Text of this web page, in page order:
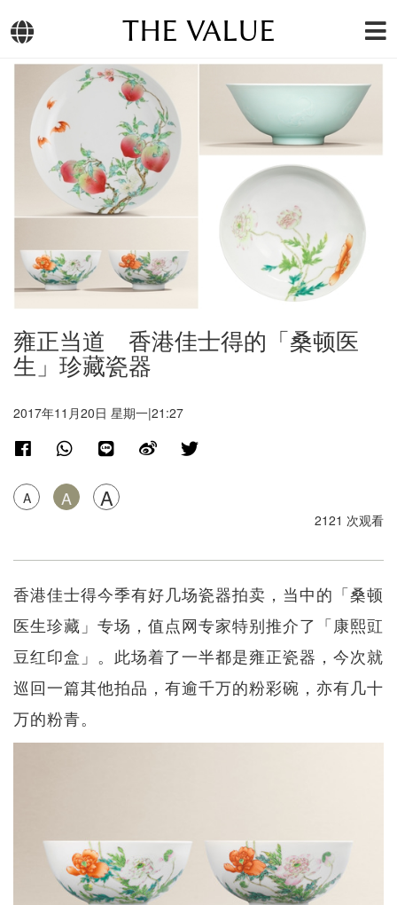
THE VALUE
雍正当道 香港佳士得的「桑顿医
生」珍藏瓷器
2017年11月20日 星期一|21:27
A A A
2121 次观看
香港佳士得今季有好几场瓷器拍卖，当中的「桑顿
医生珍藏」专场，值点网专家特别推介了「康熙豇
豆红印盒」。此场着了一半都是雍正瓷器，今次就
巡回一篇其他拍品，有逾千万的粉彩碗，亦有几十
万的粉青。